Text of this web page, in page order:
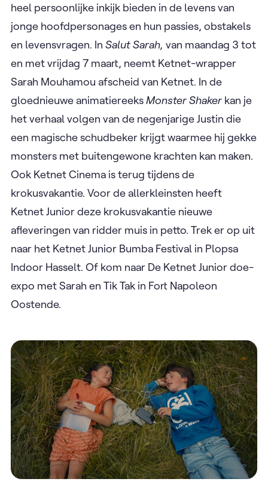
heel persoonlijke inkijk bieden in de levens van
jonge hoofdpersonages en hun passies, obstakels
en levensvragen. In Salut Sarah, van maandag 3 tot
en met vrijdag 7 maart, neemt Ketnet-wrapper
Sarah Mouhamou afscheid van Ketnet. In de
gloednieuwe animatiereeksMonster Shaker kan je
het verhaal volgen van de negenjarige Justin die
een magische schudbeker krijgt waarmee hij gekke
monsters met buitengewone krachten kan maken.
Ook Ketnet Cinema is terug tijdens de
krokusvakantie. Voor de allerkleinsten heeft
Ketnet Junior deze krokusvakantie nieuwe
afleveringen van ridder muis in petto. Trek er op uit
naar het Ketnet Junior Bumba Festival in Plopsa
Indoor Hasselt. Of kom naar De Ketnet Junior doe-
expo met Sarah en Tik Tak in Fort Napoleon
Oostende.